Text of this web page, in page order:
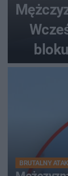
BRUTALNY ATAK